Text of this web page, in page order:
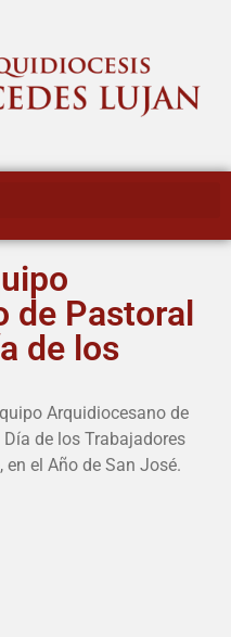
de Pastoral
de los
Arquidiocesano de
de los Trabajadores
el Año de San José.